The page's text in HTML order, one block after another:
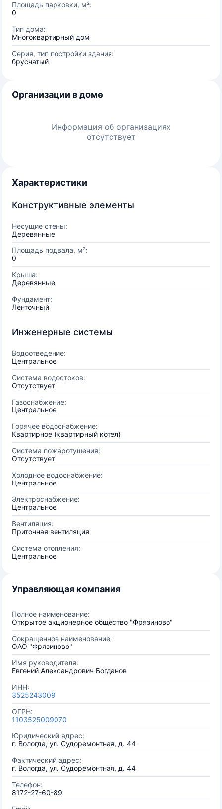
Площадь парковки, м²:
0
Тип дома:
Многоквартирный дом
Серия, тип постройки здания:
брусчатый
Организации в доме
Информация об организациях
отсутствует
Характеристики
Конструктивные элементы
Несущие стены:
Деревянные
Площадь подвала, м²:
0
Крыша:
Деревянные
Фундамент:
Ленточный
Инженерные системы
Водоотведение:
Центральное
Система водостоков:
Отсутствует
Газоснабжение:
Центральное
Горячее водоснабжение:
Квартирное (квартирный котел)
Система пожаротушения:
Отсутствует
Холодное водоснабжение:
Центральное
Электроснабжение:
Центральное
Вентиляция:
Приточная вентиляция
Система отопления:
Центральное
Управляющая компания
Полное наименование:
Открытое акционерное общество "Фрязиново"
Сокращенное наименование:
ОАО "Фрязиново"
Имя руководителя:
Евгений Александрович Богданов
ИНН:
3525243009
ОГРН:
1103525009070
Юридический адрес:
г. Вологда, ул. Судоремонтная, д. 44
Фактический адрес:
г. Вологда, ул. Судоремонтная, д. 44
Телефон:
8172-27-60-89